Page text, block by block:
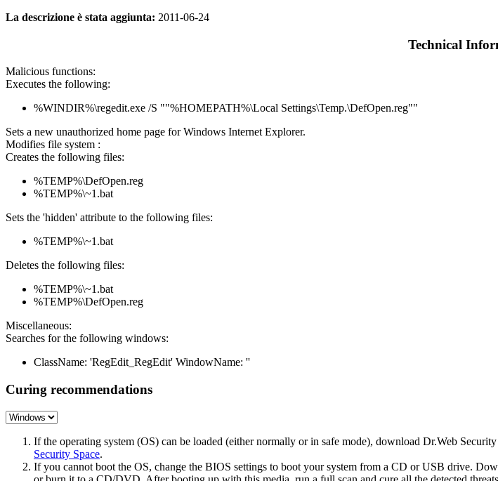
La descrizione è stata aggiunta: 2011-06-24
Technical
Malicious functions:
Executes the following:
%WINDIR%\regedit.exe /S ""%HOMEPATH%\Local Settings\Temp.\DefOpen.reg""
Sets a new unauthorized home page for Windows Internet Explorer.
Modifies file system :
Creates the following files:
%TEMP%\DefOpen.reg
%TEMP%\~1.bat
Sets the 'hidden' attribute to the following files:
%TEMP%\~1.bat
Deletes the following files:
%TEMP%\~1.bat
%TEMP%\DefOpen.reg
Miscellaneous:
Searches for the following windows:
ClassName: 'RegEdit_RegEdit' WindowName: ''
Curing recommendations
If the operating system (OS) can be loaded (either normally or in safe mode), download Dr.Web
Security Space.
If you cannot boot the OS, change the BIOS settings to boot your system from a CD or USB drive.